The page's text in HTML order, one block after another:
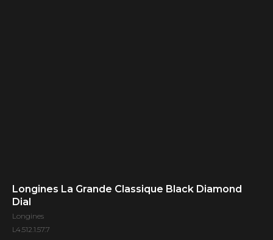
Longines La Grande Classique Black Diamond
Dial
Longines
L4.512.1.57.7